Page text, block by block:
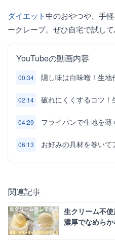
ダイエット中のおやつや、手
ークレープ。ぜひ自宅で試し
YouTubeの動画内容
00:34 隠し味は白味噌！生地
02:14 破れにくくするコツ！
04:29 フライパンで生地を薄
06:13 お好みの具材を巻いて
関連記事
生クリーム不使
濃厚でなめら